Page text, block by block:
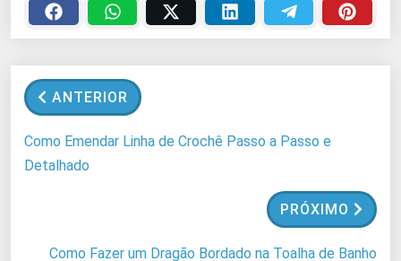
e
g
n
d
ANTERIOR
Como Emendar Linha de Crochê Passo a Passo e
Detalhado
PRÓXIMO
Como Fazer um Dragão Bordado na Toalha de Banho